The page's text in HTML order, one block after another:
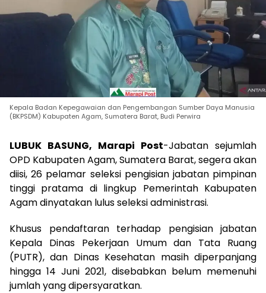
Kepala Badan Kepegawaian dan Pengembangan Sumber Daya Manusia
(BKPSDM) Kabupaten Agam, Sumatera Barat, Budi Perwira
LUBUK BASUNG, Marapi Post-Jabatan sejumlah
OPD Kabupaten Agam, Sumatera Barat, segera akan
diisi, 26 pelamar seleksi pengisian jabatan pimpinan
tinggi pratama di lingkup Pemerintah Kabupaten
Agam dinyatakan lulus seleksi administrasi.
Khusus pendaftaran terhadap pengisian jabatan
Kepala Dinas Pekerjaan Umum dan Tata Ruang
(PUTR), dan Dinas Kesehatan masih diperpanjang
hingga 14 Juni 2021, disebabkan belum memenuhi
jumlah yang dipersyaratkan.